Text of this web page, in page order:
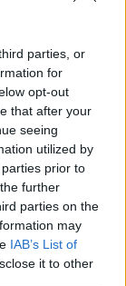
parties, or
for
opt-out
that after your
seeing
utilized by
prior to
further
parties on the
may
IAB’s List of
it to other
2 - 5
0 - 0%
0 - 0%